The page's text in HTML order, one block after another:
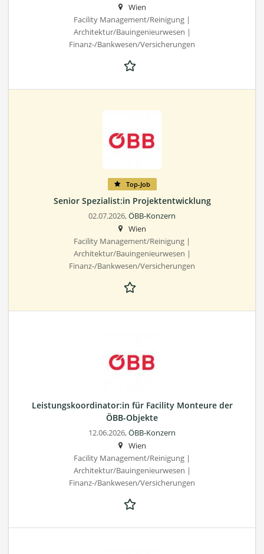
Wien
Facility Management/Reinigung |
Architektur/Bauingenieurwesen |
Finanz-/Bankwesen/Versicherungen
Top-Job
Senior Spezialist:in Projektentwicklung
02.07.2026,ÖBB-Konzern
Wien
Facility Management/Reinigung |
Architektur/Bauingenieurwesen |
Finanz-/Bankwesen/Versicherungen
Leistungskoordinator:in für Facility Monteure der
ÖBB-Objekte
12.06.2026,ÖBB-Konzern
Wien
Facility Management/Reinigung |
Architektur/Bauingenieurwesen |
Finanz-/Bankwesen/Versicherungen